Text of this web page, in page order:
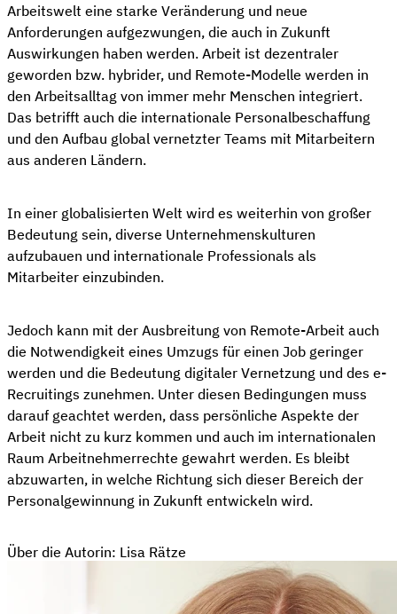
Arbeitswelt eine starke Veränderung und neue
Anforderungen aufgezwungen, die auch in Zukunft
Auswirkungen haben werden. Arbeit ist dezentraler
geworden bzw. hybrider, und Remote-Modelle werden in
den Arbeitsalltag von immer mehr Menschen integriert.
Das betrifft auch die internationale Personalbeschaffung
und den Aufbau global vernetzter Teams mit Mitarbeitern
aus anderen Ländern.
In einer globalisierten Welt wird es weiterhin von großer
Bedeutung sein, diverse Unternehmenskulturen
aufzubauen und internationale Professionals als
Mitarbeiter einzubinden.
Jedoch kann mit der Ausbreitung von Remote-Arbeit auch
die Notwendigkeit eines Umzugs für einen Job geringer
werden und die Bedeutung digitaler Vernetzung und des e-
Recruitings zunehmen. Unter diesen Bedingungen muss
darauf geachtet werden, dass persönliche Aspekte der
Arbeit nicht zu kurz kommen und auch im internationalen
Raum Arbeitnehmerrechte gewahrt werden. Es bleibt
abzuwarten, in welche Richtung sich dieser Bereich der
Personalgewinnung in Zukunft entwickeln wird.
Über die Autorin: Lisa Rätze